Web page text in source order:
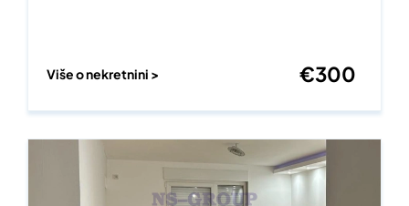
Više o nekretnini > €300